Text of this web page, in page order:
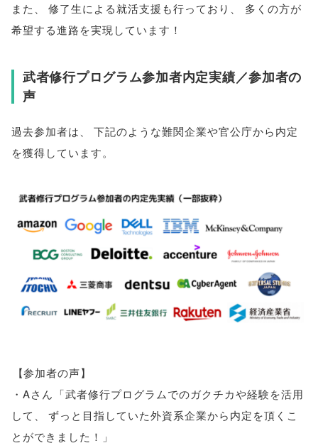
また 、 修了生による就活支援も行っており 、
多くの方が
希望する進路を実現しています！
武者修行プログラム参加者内定実績／参加者の
声
過去参加者は
下記のような難関企業や官公庁から内定
を獲得しています。
【参加者の声】
・Aさん 「武者修行プログラムでのガクチカや経験を活用
して
ずっと目指していた外資系企業から内定を頂くこ
とができました！ 」